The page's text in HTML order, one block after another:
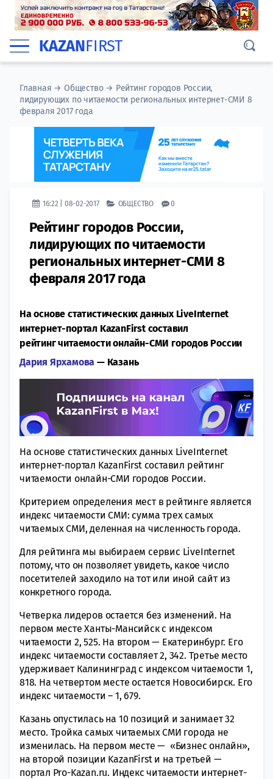
KAZANFIRST
Главная →Общество→ Рейтинг городов России,
лидирующих по читаемости региональных интернет-СМИ 8
февраля 2017 года
16:22 | 08-02-2017 ОБЩЕСТВО 0
Рейтинг городов России,
лидирующих по читаемости
региональных интернет-СМИ 8
февраля 2017 года
На основе статистических данных LiveInternet
интернет-портал KazanFirst составил
рейтинг читаемости онлайн-СМИ городов России
Дария Ярхамова — Казань
На основе статистических данных LiveInternet
интернет-портал KazanFirst составил рейтинг
читаемости онлайн-СМИ городов России.
Критерием определения мест в рейтинге является
индекс читаемости СМИ: сумма трех самых
читаемых СМИ, деленная на численность города.
Для рейтинга мы выбираем сервис LiveInternet
потому, что он позволяет увидеть, какое число
посетителей заходило на тот или иной сайт из
конкретного города.
Четверка лидеров остается без изменений. На
первом месте Ханты-Мансийск с индексом
читаемости 2, 525. На втором — Екатеринбург. Его
индекс читаемости составляет 2, 342. Третье место
удерживает Калининград с индексом читаемости 1,
818. На четвертом месте остается Новосибирск. Его
индекс читаемости ― 1, 679.
Казань опустилась на 10 позиций и занимает 32
место. Тройка самых читаемых СМИ города не
изменилась. На первом месте — «Бизнес онлайн»,
на второй позиции KazanFirstи на третьей —
портал Pro-Kazan.ru. Индекс читаемости интернет-